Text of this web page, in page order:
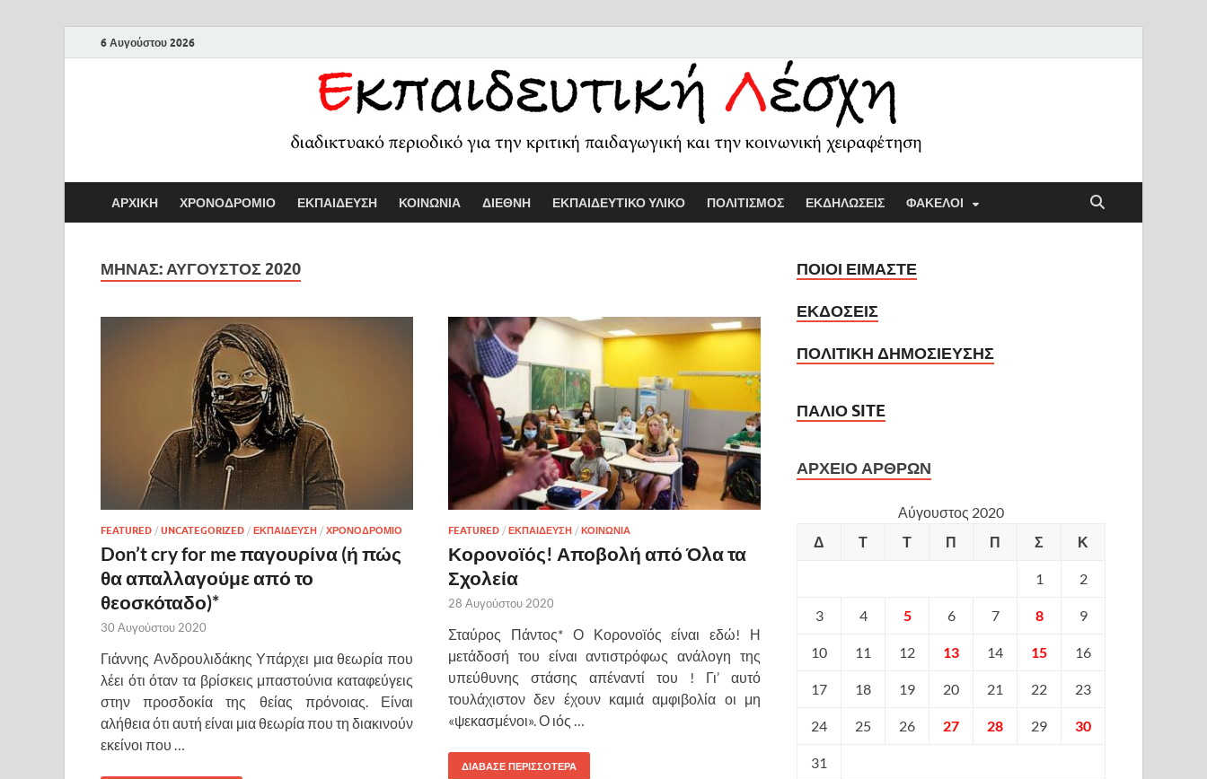
6 Αυγούστου 2026
Εκπαιδευτική Λέσχη
ΑΡΧΙΚΗ ΧΡΟΝΟΔΡΟΜΙΟ ΕΚΠΑΙΔΕΥΣΗ ΚΟΙΝΩΝΙΑ ΔΙΕΘΝΗ ΕΚΠΑΙΔΕΥΤΙΚΟ ΥΛΙΚΟ ΠΟΛΙΤΙΣΜΟΣ ΕΚΔΗΛΩΣΕΙΣ ΦΑΚΕΛΟΙ
ΜΗΝΑΣ: ΑΥΓΟΥΣΤΟΣ 2020
FEATURED / UNCATEGORIZED / ΕΚΠΑΙΔΕΥΣΗ / ΧΡΟΝΟΔΡΟΜΙΟ
Don’t cry for me παγουρίνα (ή πώς
θα απαλλαγούμε από το
θεοσκόταδο)*
30 Αυγούστου 2020
Γιάννης Ανδρουλιδάκης Υπάρχει μια θεωρία που
λέει ότι όταν τα βρίσκεις μπαστούνια καταφεύγεις
στην προσδοκία της θείας πρόνοιας. Είναι
αλήθεια ότι αυτή είναι μια θεωρία που τη διακινούν
εκείνοι που …
FEATURED / ΕΚΠΑΙΔΕΥΣΗ / ΚΟΙΝΩΝΙΑ
Κορονοϊός! Αποβολή από Όλα τα
Σχολεία
28 Αυγούστου 2020
Σταύρος Πάντος* Ο Κορονοϊός είναι εδώ! Η
μετάδοσή του είναι αντιστρόφως ανάλογη της
υπεύθυνης στάσης απέναντί του ! Γι’ αυτό
τουλάχιστον δεν έχουν καμιά αμφιβολία οι μη
«ψεκασμένοι». Ο ιός …
ΔΙΑΒΑΣΕ ΠΕΡΙΣΣΟΤΕΡΑ
ΠΟΙΟΙ ΕΙΜΑΣΤΕ
ΕΚΔΟΣΕΙΣ
ΠΟΛΙΤΙΚΗ ΔΗΜΟΣΙΕΥΣΗΣ
ΠΑΛΙΟ SITE
ΑΡΧΕΙΟ ΑΡΘΡΩΝ
Αύγουστος 2020
Δ
Τ Τ Π Π Σ Κ
1 2
3 4 5 6 7 8 9
10 11 12 13 14 15 16
17 18 19 20 21 22 23
24 25 26 27 28 29 30
31